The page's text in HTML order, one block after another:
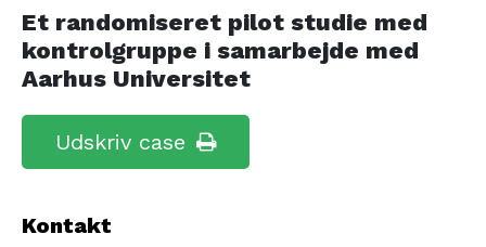
Et randomiseret pilot studie med
kontrolgruppe i samarbejde med
Aarhus Universitet
Udskriv case
Kontakt